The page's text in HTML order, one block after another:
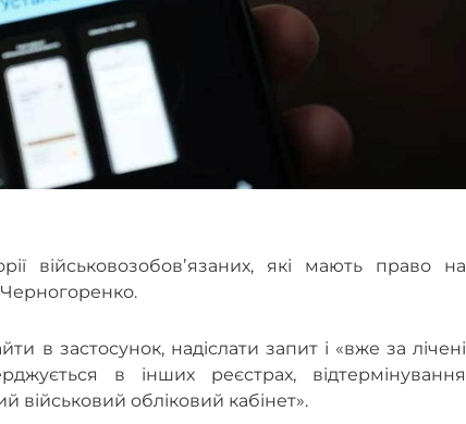
військовозобовʼязаних, які мають право на
Черногоренко.
в застосунок, надіслати запит і «вже за лічені
в інших реєстрах, відтермінування
військовий обліковий кабінет».